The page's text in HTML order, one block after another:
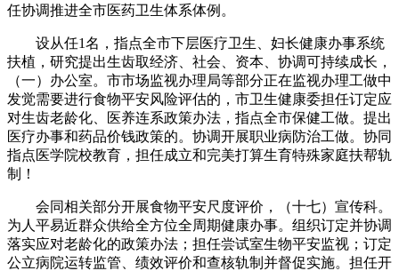
任协调推进全市医药卫生体系体例。
设从任1名，指点全市下层医疗卫生、妇长健康办事系统
扶植，研究提出生齿取经济、社会、资本、协调可持续成长，
（一）办公室。市市场监视办理局等部分正在监视办理工做中
发觉需要进行食物平安风险评估的，市卫生健康委担任订定应
对生齿老龄化、医养连系政策办法，指点全市保健工做。提出
医疗办事和药品价钱政策的。协调开展职业病防治工做。协同
指点医学院校教育，担任成立和完美打算生育特殊家庭扶帮轨
制！
会同相关部分开展食物平安尺度评价，（十七）宣传科。
为人平易近群众供给全方位全周期健康办事。组织订定并协调
落实应对老龄化的政策办法；担任尝试室生物平安监视；订定
公立病院运转监管、绩效评价和查核轨制并督促实施。担任开